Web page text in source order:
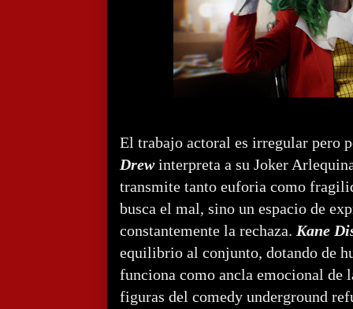
El trabajo actoral es irregular pero
Drewinterpreta a su Joker
transmite tanto euforia como
busca el mal, sino un espacio de
constantemente la rechaza. Kane
equilibrio al conjunto, dotando de
funciona como ancla emocional de
figuras del comedy underground